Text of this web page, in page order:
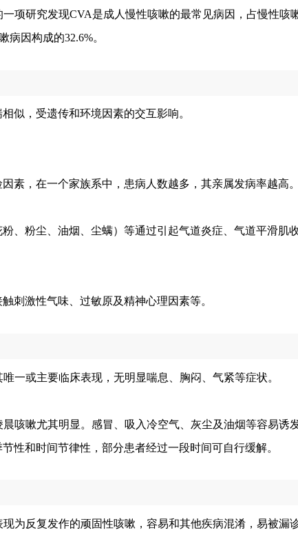
项研究发现CVA是成人慢性咳嗽的最常见病因，占慢性咳
因构成的32.6%。
似，受遗传和环境因素的交互影响。
素，在一个家族系中，患病人数越多，其亲属发病率越高。
、粉尘、油烟、尘螨）等通过引起气道炎症、气道平滑肌
刺激性气味、过敏原及精神心理因素等。
一或主要临床表现，无明显喘息、胸闷、气紧等症状。
咳嗽尤其明显。感冒、吸入冷空气、灰尘及油烟等容易诱
性和时间节律性，部分患者经过一段时间可自行缓解。
为反复发作的顽固性咳嗽，容易和其他疾病混淆，易被漏